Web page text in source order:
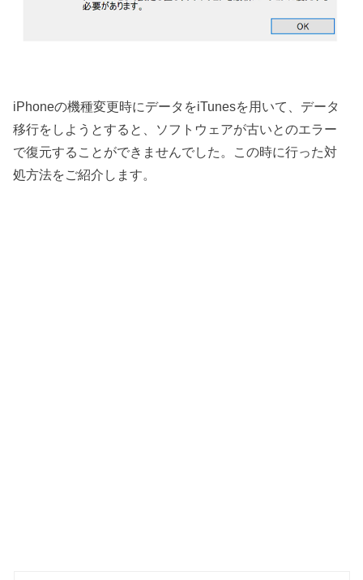
iPhoneの機種変更時にデータをiTunesを用いて、データ
移行をしようとすると、ソフトウェアが古いとのエラー
で復元することができませんでした。この時に行った対
処方法をご紹介します。